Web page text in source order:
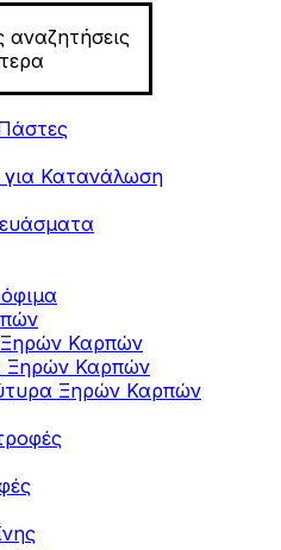
αναζητήσεις
Κατανάλωση
Καρπών
Ξηρών Καρπών
Ξηρών Καρπών